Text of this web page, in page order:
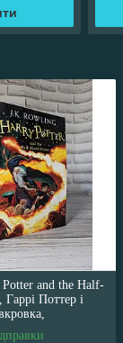
and the Half-
Поттер і